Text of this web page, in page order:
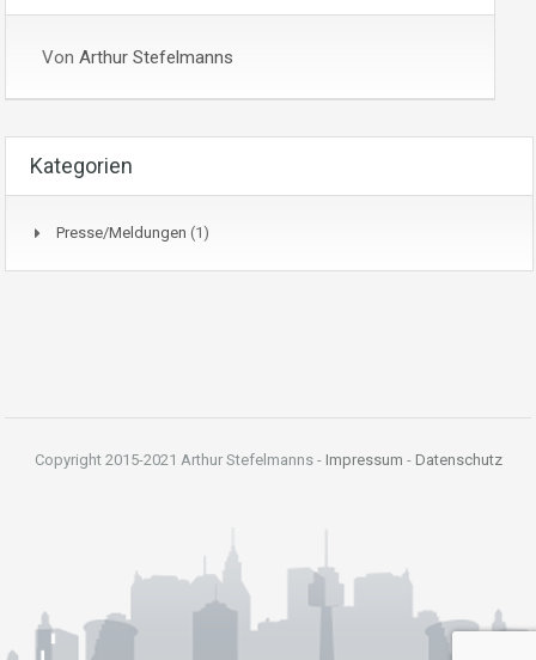
Von Arthur Stefelmanns
Kategorien
Presse/Meldungen (1)
Copyright 2015-2021 Arthur Stefelmanns - Impressum - Datenschutz